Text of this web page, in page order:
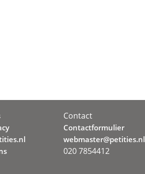
Contact
Contactformulier
webmaster@petities.nl
020 7854412